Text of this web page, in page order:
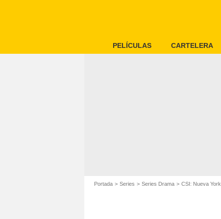
PELÍCULAS CARTELERA
Portada Series Series Drama CSI: Nueva York